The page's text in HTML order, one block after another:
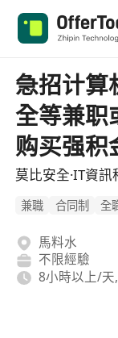
急招计算
全等兼职
购买强积
莫比安全·IT資
兼職 合同制 全
馬料水
不限經驗
8小時以上/